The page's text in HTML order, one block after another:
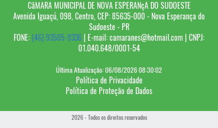
CâMARA MUNICIPAL DE NOVA ESPERANçA DO SUDOESTE
Avenida Iguaçú, 098, Centro, CEP: 85635-000 - Nova Esperança do
Sudoeste - PR
FONE: (46) 93505-9336 | E-mail: camaranes@hotmail.com | CNPJ:
01.040.648/0001-54
Última Atualização: 06/08/2026 08:30:02
Política de Privacidade
Política de Proteção de Dados
2026 - Todos os direitos reservados